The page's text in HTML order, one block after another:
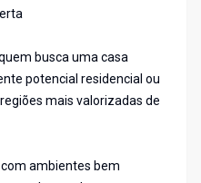
busca uma casa
potencial residencial ou
mais valorizadas de
ambientes bem